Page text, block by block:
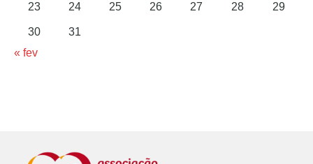
23 24 25 26 27 28 29
30
31
« fev